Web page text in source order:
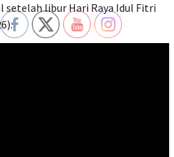
libur Hari Raya Idul Fitri